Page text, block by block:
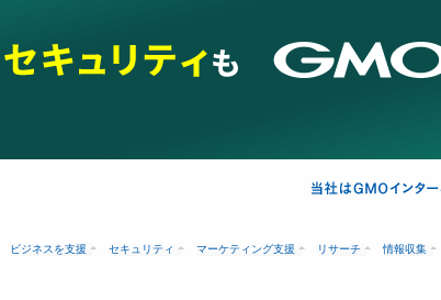
ビジネスを支援 セキュリティ マーケティング支援 リサーチ 情報収集